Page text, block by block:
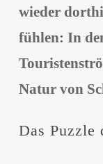
wieder
fühlen: In
Natur von
Das Puzzle